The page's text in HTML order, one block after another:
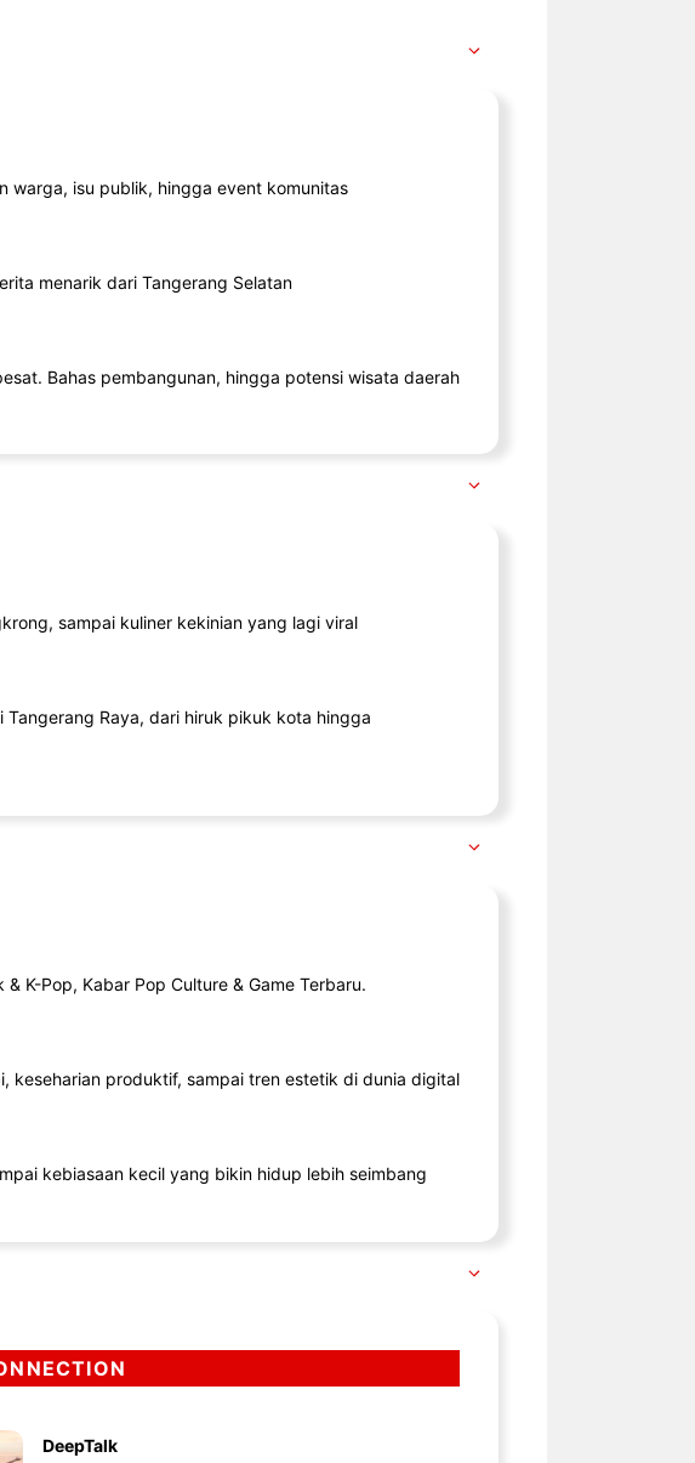
warga, isu publik, hingga event komunitas
menarik dari Tangerang Selatan
Bahas pembangunan, hingga potensi wisata daerah
sampai kuliner kekinian yang lagi viral
Raya, dari hiruk pikuk kota hingga
K-Pop, Kabar Pop Culture & Game Terbaru.
keseharian produktif, sampai tren estetik di dunia digital
kebiasaan kecil yang bikin hidup lebih seimbang
DeepTalk